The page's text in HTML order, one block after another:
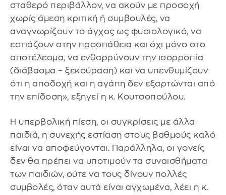
σταθερό περιβάλλον, να ακούν με προσοχή
χωρίς άμεση κριτική ή συμβουλές, να
αναγνωρίζουν το άγχος ως φυσιολογικό, να
εστιάζουν στην προσπάθεια και όχι μόνο στο
αποτέλεσμα, να ενθαρρύνουν την ισορροπία
(διάβασμα – ξεκούραση) και να υπενθυμίζουν
ότι η αποδοχή και η αγάπη δεν εξαρτώνται από
την επίδοση», εξηγεί η κ. Κουτσοπούλου.
Η υπερβολική πίεση, οι συγκρίσεις με άλλα
παιδιά, η συνεχής εστίαση στους βαθμούς καλό
είναι να αποφεύγονται. Παράλληλα, οι γονείς
δεν θα πρέπει να υποτιμούν τα συναισθήματα
των παιδιών, ούτε να τους δίνουν πολλές
συμβολές, όταν αυτά είναι αγχωμένα, λέει η κ.